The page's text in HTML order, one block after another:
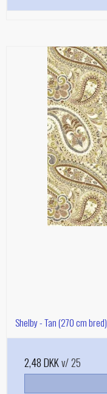
Shelby - Tan (270 cm bred)
2,48 DKKv/ 25